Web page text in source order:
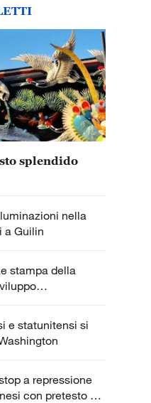
splendido
nella
a Guilin
stampa della
artificiale
e statunitensi si
a repressione
con pretesto di